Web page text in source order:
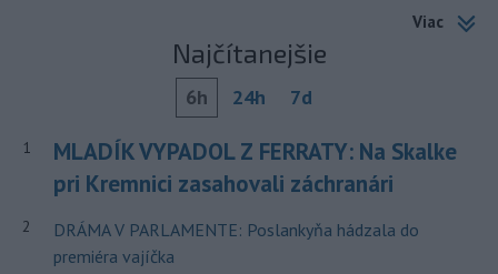
Viac
Najčítanejšie
6h 24h 7d
1
MLADÍK VYPADOL Z FERRATY: Na Skalke
pri Kremnici zasahovali záchranári
2
DRÁMA V PARLAMENTE: Poslankyňa hádzala do
premiéra vajíčka